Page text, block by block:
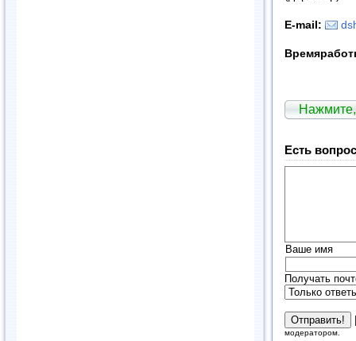
E-mail:
Время
Есть
Ваше имя
Получать
модератором.